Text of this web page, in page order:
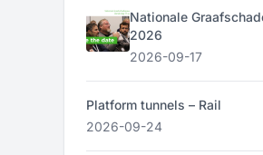
Nationale
2026
2026-09-17
Platform tunnels – Rail
2026-09-24